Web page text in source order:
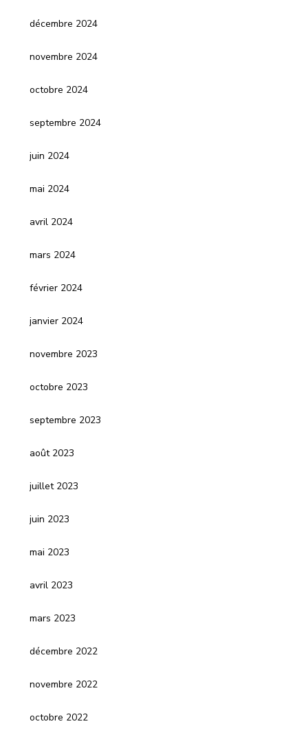
décembre 2024
novembre 2024
octobre 2024
septembre 2024
juin 2024
mai 2024
avril 2024
mars 2024
février 2024
janvier 2024
novembre 2023
octobre 2023
septembre 2023
août 2023
juillet 2023
juin 2023
mai 2023
avril 2023
mars 2023
décembre 2022
novembre 2022
octobre 2022